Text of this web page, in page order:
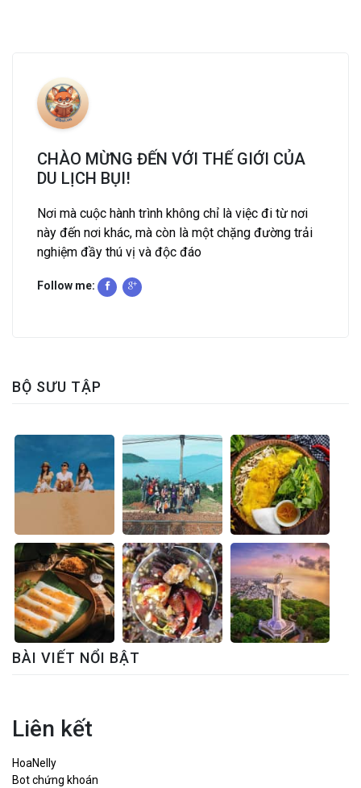
CHÀO MỪNG ĐẾN VỚI THẾ GIỚI CỦA
DU LỊCH BỤI!
Nơi mà cuộc hành trình không chỉ là việc đi từ nơi
này đến nơi khác, mà còn là một chặng đường trải
nghiệm đầy thú vị và độc đáo
Follow me:
BỘ SƯU TẬP
BÀI VIẾT NỔI BẬT
Liên kết
HoaNelly
Bot chứng khoán